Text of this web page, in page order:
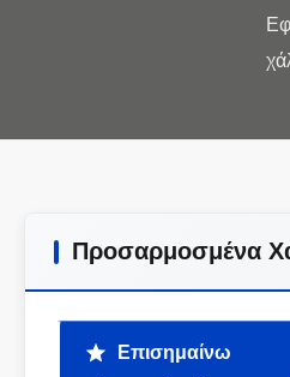
Προσαρμοσμένα
Επισημαίνω